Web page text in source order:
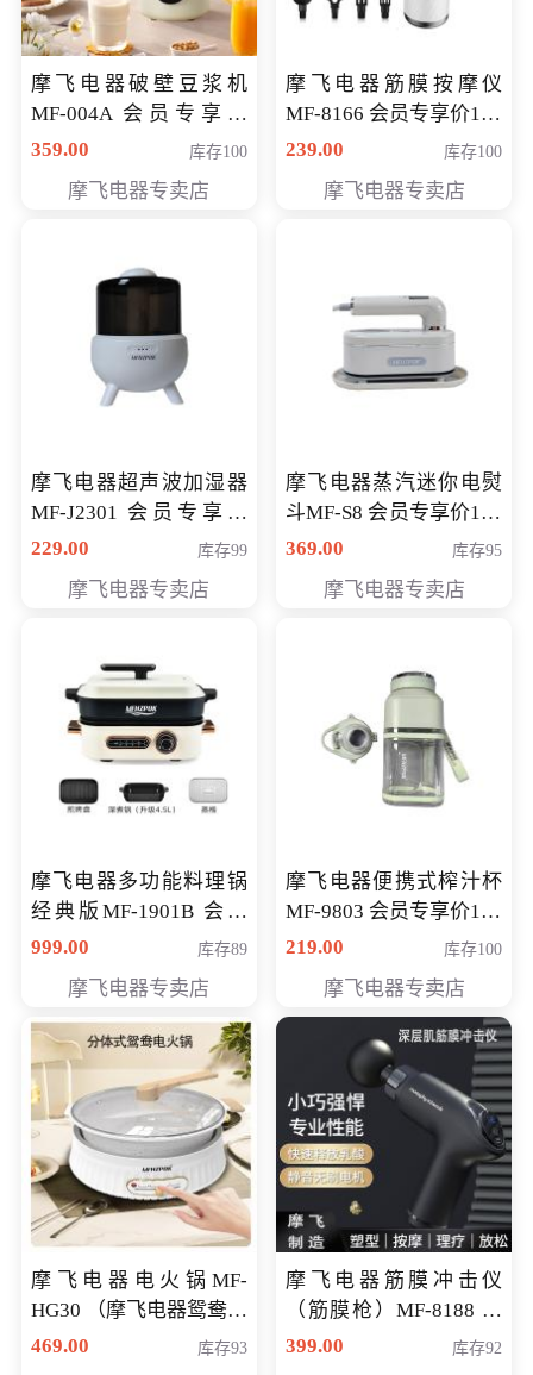
摩飞电器破壁豆浆机
MF-004A 会员专享价
168元
359.00 库存100
摩飞电器专卖店
摩飞电器筋膜按摩仪
MF-8166 会员专享价168
元
239.00 库存100
摩飞电器专卖店
摩飞电器超声波加湿器
MF-J2301 会员专享价
168元
229.00 库存99
摩飞电器专卖店
摩飞电器蒸汽迷你电熨
斗MF-S8 会员专享价168
元
369.00 库存95
摩飞电器专卖店
摩飞电器多功能料理锅
经典版MF-1901B 会员
专享价399元
999.00 库存89
摩飞电器专卖店
摩飞电器便携式榨汁杯
MF-9803 会员专享价138
元
219.00 库存100
摩飞电器专卖店
摩飞电器电火锅MF-
HG30 （摩飞电器鸳鸯锅
MF-HG30 ） 会员专享价
469.00 库存93
摩飞电器筋膜冲击仪
（筋膜枪）MF-8188 会
员专享价268元
399.00 库存92